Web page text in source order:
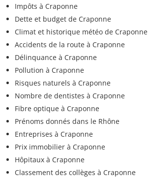
Impôts à Craponne
Dette et budget de Craponne
Climat et historique météo de Craponne
Accidents de la route à Craponne
Délinquance à Craponne
Pollution à Craponne
Risques naturels à Craponne
Nombre de dentistes à Craponne
Fibre optique à Craponne
Prénoms donnés dans le Rhône
Entreprises à Craponne
Prix immobilier à Craponne
Hôpitaux à Craponne
Classement des collèges à Craponne